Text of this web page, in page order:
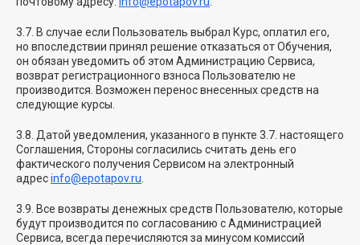
3.7. В случае если Пользователь выбрал Курс, оплатил его,
но впоследствии принял решение отказаться от Обучения,
он обязан уведомить об этом Администрацию Сервиса,
возврат регистрационного взноса Пользователю не
производится. Возможен перенос внесенных средств на
следующие курсы.
3.8. Датой уведомления, указанного в пункте 3.7. настоящего
Соглашения, Стороны согласились считать день его
фактического получения Сервисом на электронный
адресinfo@epotapov.ru
3.9. Все возвраты денежных средств Пользователю, которые
будут производится по согласованию с Администрацией
Сервиса, всегда перечисляются за минусом комиссий